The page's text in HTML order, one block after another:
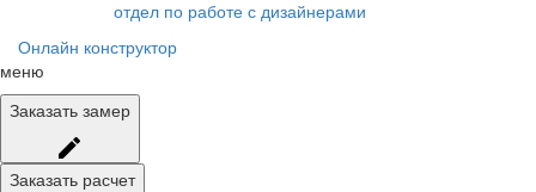
отдел по работе с дизайнерами
Онлайн конструктор
меню
Заказать замер
Заказать расчет